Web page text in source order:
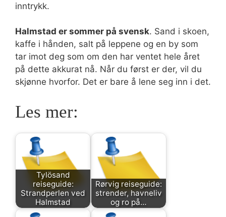
inntrykk.
Halmstad er sommer på svensk. Sand i skoen,
kaffe i hånden, salt på leppene og en by som
tar imot deg som om den har ventet hele året
på dette akkurat nå. Når du først er der, vil du
skjønne hvorfor. Det er bare å lene seg inn i det.
Les mer:
Tylösand
reiseguide:
Strandperlen ved
Halmstad
Rørvig reiseguide:
strender, havneliv
og ro på…